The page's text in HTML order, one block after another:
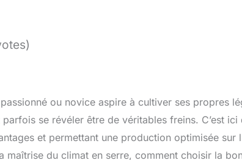
ou novice aspire à cultiver ses propres
se révéler être de véritables freins. C’est ici
et permettant une production optimisée sur
maîtrise du climat en serre, comment choisir la